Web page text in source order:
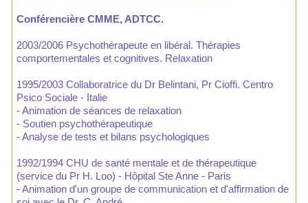
Conférencière CMME, ADTCC.
2003/2006 Psychothérapeute en libéral. Thérapies
comportementales et cognitives. Relaxation
1995/2003 Collaboratrice du Dr Belintani, Pr Cioffi. Centro
Psico Sociale - Italie
- Animation de séances de relaxation
- Soutien psychothérapeutique
- Analyse de tests et bilans psychologiques
1992/1994 CHU de santé mentale et de thérapeutique
(service du Pr H. Loo) - Hôpital Ste Anne - Paris
- Animation d'un groupe de communication et d'affirmation de